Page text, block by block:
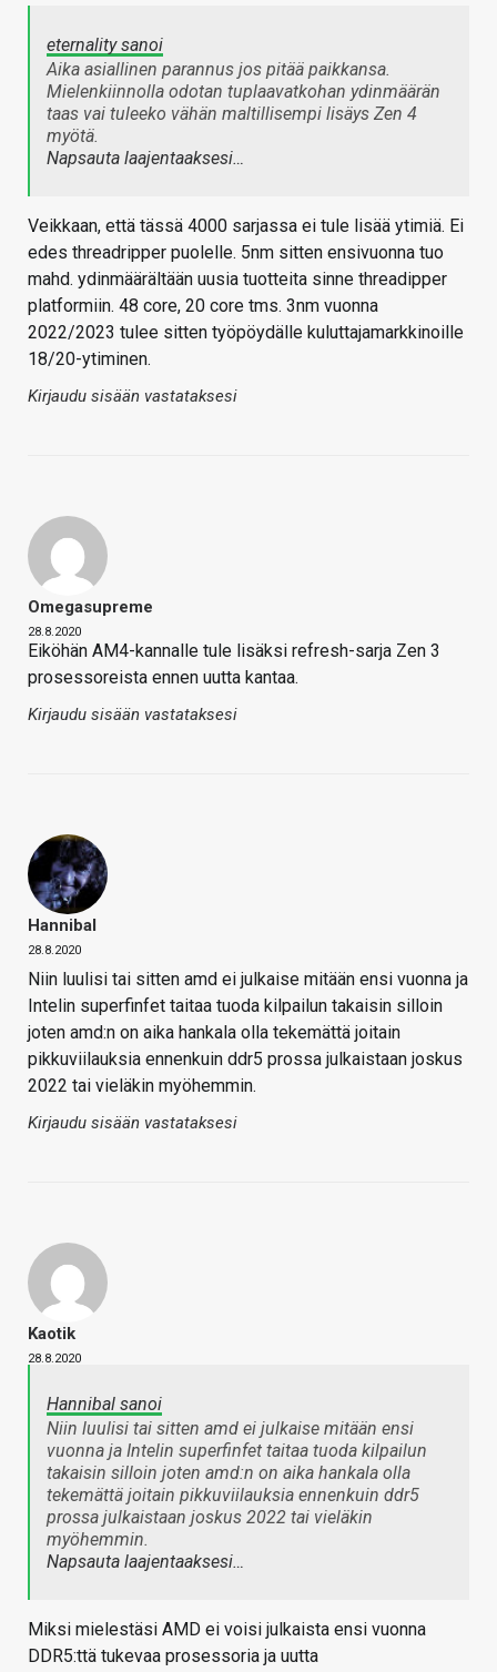
eternality sanoi
Aika asiallinen parannus jos pitää paikkansa.
Mielenkiinnolla odotan tuplaavatkohan ydinmäärän
taas vai tuleeko vähän maltillisempi lisäys Zen 4
myötä.
Napsauta laajentaaksesi…
Veikkaan, että tässä 4000 sarjassa ei tule lisää ytimiä. Ei
edes threadripper puolelle. 5nm sitten ensivuonna tuo
mahd. ydinmäärältään uusia tuotteita sinne threadipper
platformiin. 48 core, 20 core tms. 3nm vuonna
2022/2023 tulee sitten työpöydälle kuluttajamarkkinoille
18/20-ytiminen.
Kirjaudu sisään vastataksesi
Omegasupreme
28.8.2020
Eiköhän AM4-kannalle tule lisäksi refresh-sarja Zen 3
prosessoreista ennen uutta kantaa.
Kirjaudu sisään vastataksesi
Hannibal
28.8.2020
Niin luulisi tai sitten amd ei julkaise mitään ensi vuonna ja
Intelin superfinfet taitaa tuoda kilpailun takaisin silloin
joten amd:n on aika hankala olla tekemättä joitain
pikkuviilauksia ennenkuin ddr5 prossa julkaistaan joskus
2022 tai vieläkin myöhemmin.
Kirjaudu sisään vastataksesi
Kaotik
28.8.2020
Hannibal sanoi
Niin luulisi tai sitten amd ei julkaise mitään ensi
vuonna ja Intelin superfinfet taitaa tuoda kilpailun
takaisin silloin joten amd:n on aika hankala olla
tekemättä joitain pikkuviilauksia ennenkuin ddr5
prossa julkaistaan joskus 2022 tai vieläkin
myöhemmin.
Napsauta laajentaaksesi…
Miksi mielestäsi AMD ei voisi julkaista ensi vuonna
DDR5:ttä tukevaa prosessoria ja uutta